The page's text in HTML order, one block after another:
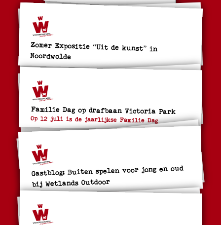
Zomer Expositie “Uit de kunst” in
Noordwolde
Familie Dag op drafbaan Victoria Park
Op 12 juli is de jaarlijkse Familie Dag
Gastblog: Buiten spelen voor jong en oud
bij Wetlands Outdoor